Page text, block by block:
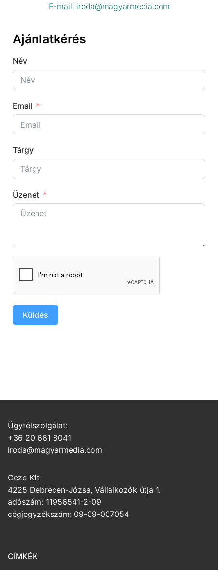
E-mail: iroda@magyarmedia.com
Ajánlatkérés
Név
Email
Tárgy
Üzenet
Küldés
Ügyfélszolgálat:
+36 20 661 8041
iroda@magyarmedia.com
Ceze Kft
4225 Debrecen-Józsa, Vállalkozók útja 1.
adószám: 11956541-2-09
cégjegyzékszám: 09-09-007054
CÍMKÉK